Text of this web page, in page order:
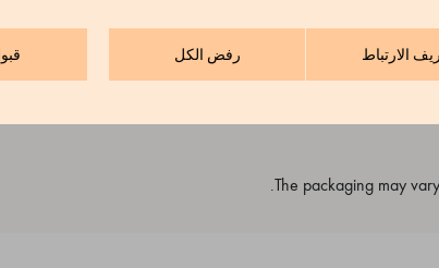
رفض الكل الارتباط
الزهري فائق الحلاوة والغني. اللون: أصفر القش الفاتح. مدة
The packaging may